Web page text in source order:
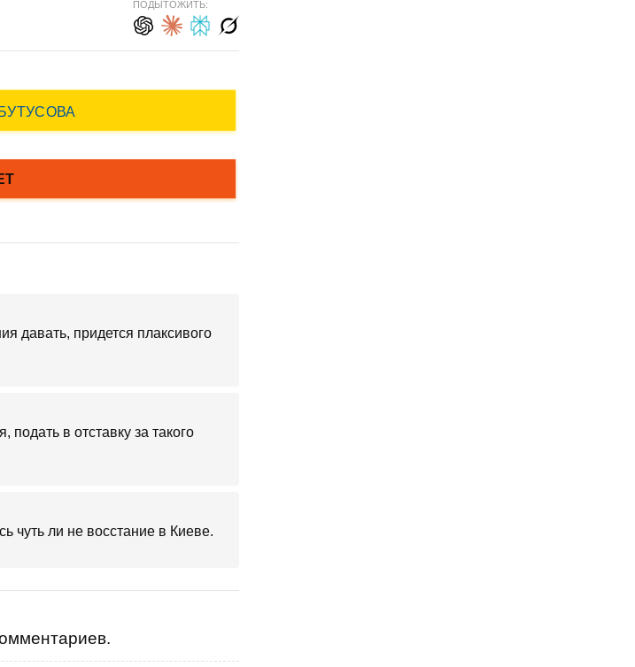
ПОДЫТОЖИТЬ:
давать, придется плаксивого
в отставку за такого
чуть ли не восстание в Киеве.